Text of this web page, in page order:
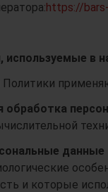
https://
используемые в
Политики
обработка
данные
и которые